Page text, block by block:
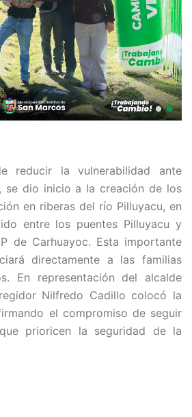
reducir la vulnerabilidad ante
se dio inicio a la creación de los
en riberas del río Pilluyacu, en
entre los puentes Pilluyacu y
de Carhuayoc. Esta importante
directamente a las familias
En representación del alcalde
Nilfredo Cadillo colocó la
el compromiso de seguir
prioricen la seguridad de la